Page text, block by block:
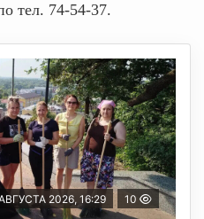
тел. 74-54-37.
2026, 16:29 10